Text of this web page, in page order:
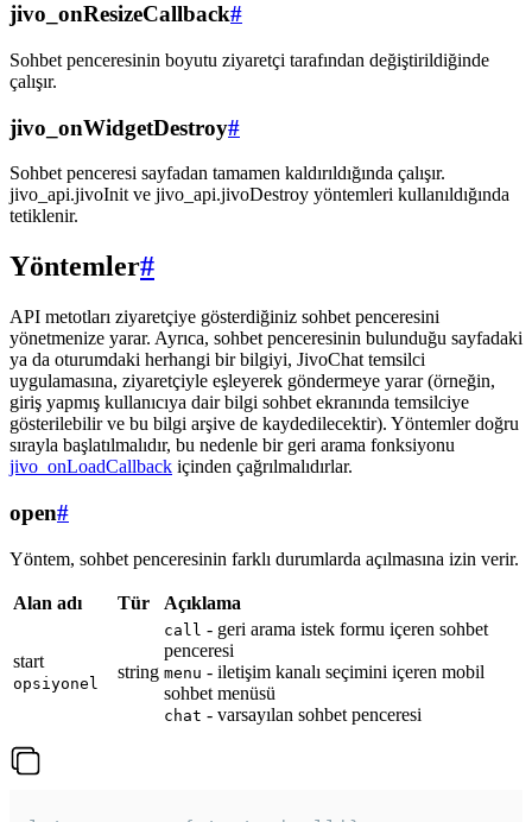
jivo_onResizeCallback#
Sohbet penceresinin boyutu ziyaretçi tarafından değiştirildiğinde
çalışır.
jivo_onWidgetDestroy#
Sohbet penceresi sayfadan tamamen kaldırıldığında çalışır.
jivo_api.jivoInit ve jivo_api.jivoDestroy yöntemleri kullanıldığında
tetiklenir.
Yöntemler#
API metotları ziyaretçiye gösterdiğiniz sohbet penceresini
yönetmenize yarar. Ayrıca, sohbet penceresinin bulunduğu sayfadaki
ya da oturumdaki herhangi bir bilgiyi, JivoChat temsilci
uygulamasına, ziyaretçiyle eşleyerek göndermeye yarar (örneğin,
giriş yapmış kullanıcıya dair bilgi sohbet ekranında temsilciye
gösterilebilir ve bu bilgi arşive de kaydedilecektir). Yöntemler doğru
sırayla başlatılmalıdır, bu nedenle bir geri arama fonksiyonu
jivo_onLoadCallback içinden çağrılmalıdırlar.
open#
Yöntem, sohbet penceresinin farklı durumlarda açılmasına izin verir.
Alan adı Tür Açıklama
start
opsiyonel
string
call - geri arama istek formu içeren sohbet
penceresi
menu - iletişim kanalı seçimini içeren mobil
sohbet menüsü
chat - varsayılan sohbet penceresi